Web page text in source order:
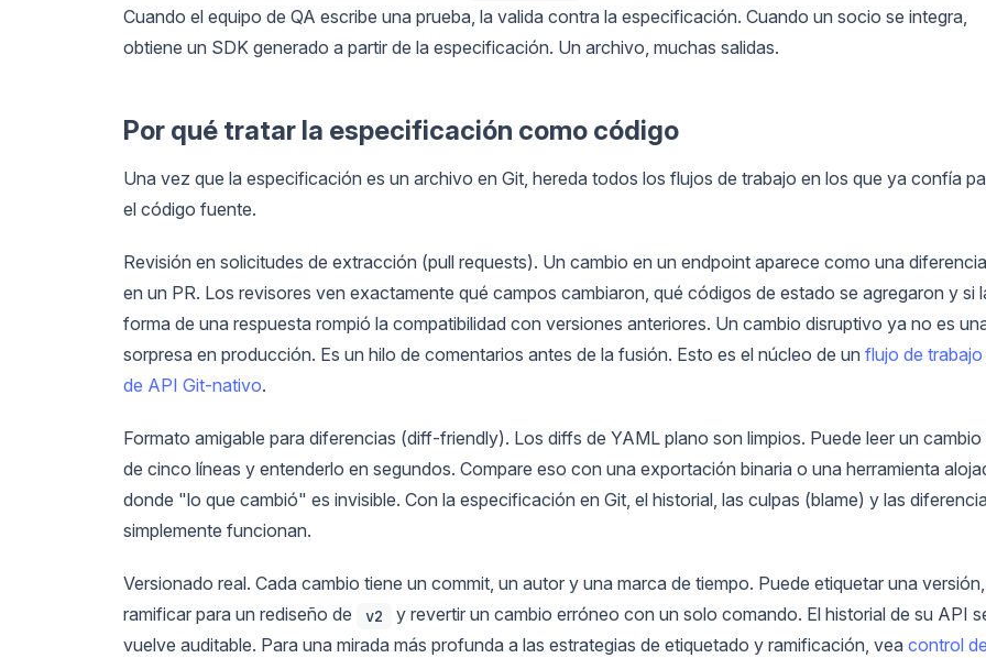
Cuando el equipo de QA escribe una prueba, la valida contra la especificación. Cuando un socio se integra,
obtiene un SDK generado a partir de la especificación. Un archivo, muchas salidas.
Por qué tratar la especificación como código
Una vez que la especificación es un archivo en Git, hereda todos los flujos de trabajo en los que ya confía
el código fuente.
Revisión en solicitudes de extracción (pull requests). Un cambio en un endpoint aparece como una diferencia
en un PR. Los revisores ven exactamente qué campos cambiaron, qué códigos de estado se agregaron y si
forma de una respuesta rompió la compatibilidad con versiones anteriores. Un cambio disruptivo ya no es
sorpresa en producción. Es un hilo de comentarios antes de la fusión. Esto es el núcleo de un flujo de trabajo
de API Git-nativo.
Formato amigable para diferencias (diff-friendly). Los diffs de YAML plano son limpios. Puede leer un cambio
de cinco líneas y entenderlo en segundos. Compare eso con una exportación binaria o una herramienta
donde "lo que cambió" es invisible. Con la especificación en Git, el historial, las culpas (blame) y las
simplemente funcionan.
Versionado real. Cada cambio tiene un commit, un autor y una marca de tiempo. Puede etiquetar una versión,
ramificar para un rediseño de
v2
y revertir un cambio erróneo con un solo comando. El historial de su API
vuelve auditable. Para una mirada más profunda a las estrategias de etiquetado y ramificación, vea control